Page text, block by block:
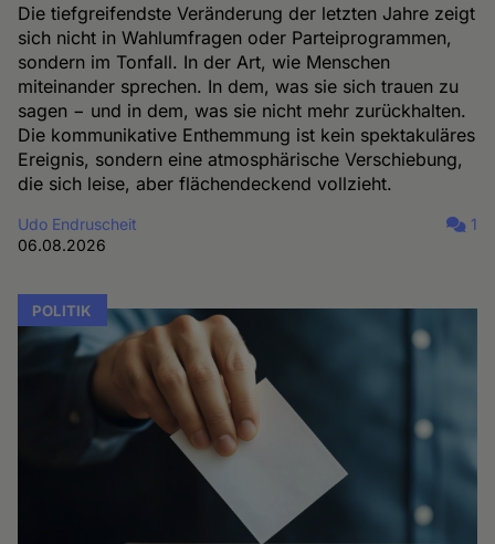
Die tiefgreifendste Veränderung der letzten Jahre zeigt
sich nicht in Wahlumfragen oder Parteiprogrammen,
sondern im Tonfall. In der Art, wie Menschen
miteinander sprechen. In dem, was sie sich trauen zu
sagen − und in dem, was sie nicht mehr zurückhalten.
Die kommunikative Enthemmung ist kein spektakuläres
Ereignis, sondern eine atmosphärische Verschiebung,
die sich leise, aber flächendeckend vollzieht.
Udo Endruscheit
06.08.2026
1
POLITIK